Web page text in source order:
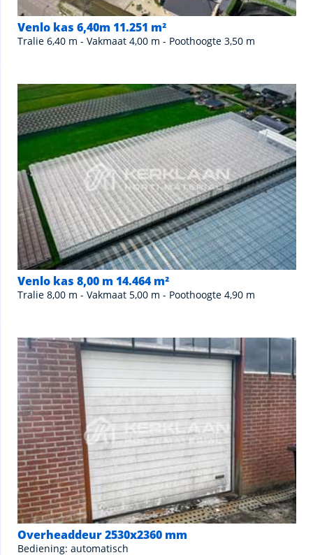
Venlo kas 6,40m 11.251 m²
Tralie 6,40 m - Vakmaat 4,00 m - Poothoogte 3,50 m
Venlo kas 8,00 m 14.464 m²
Tralie 8,00 m - Vakmaat 5,00 m - Poothoogte 4,90 m
Overheaddeur 2530x2360 mm
Bediening: automatisch